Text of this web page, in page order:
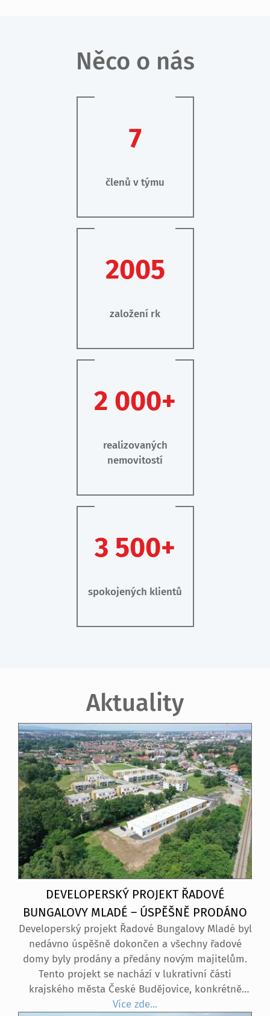
Něco o nás
7
členů v týmu
2005
založení rk
2 000+
realizovaných
nemovitostí
3 500+
spokojených klientů
Aktuality
DEVELOPERSKÝ PROJEKT ŘADOVÉ
BUNGALOVY MLADÉ – ÚSPĚŠNĚ PRODÁNO
Developerský projekt Řadové Bungalovy Mladé byl
nedávno úspěšně dokončen a všechny řadové
domy byly prodány a předány novým majitelům.
Tento projekt se nachází v lukrativní části
krajského města České Budějovice, konkrétně
v rezidenční oblasti Rezidence Mladé – bydlení
Více zde...